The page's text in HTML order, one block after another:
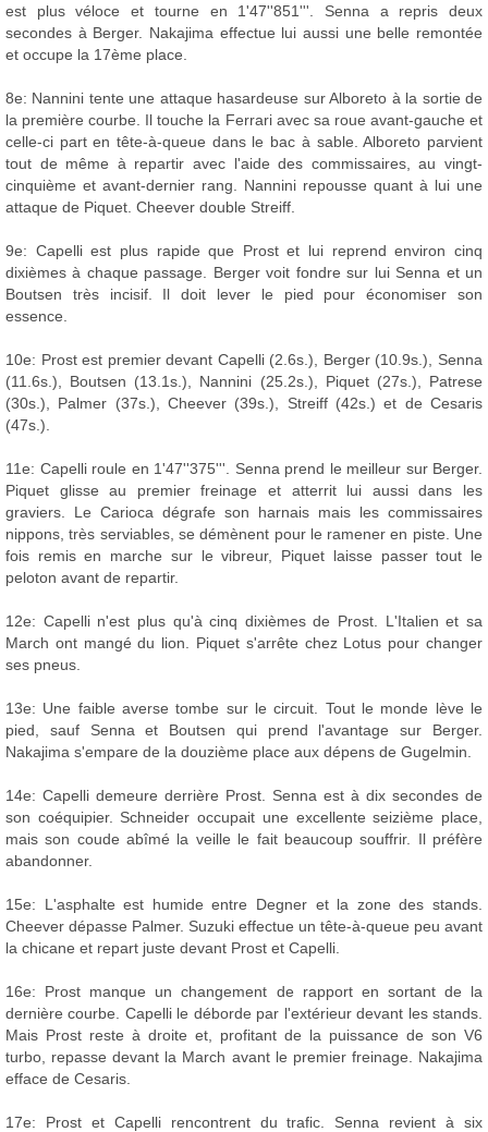
est plus véloce et tourne en 1'47''851'''. Senna a repris deux
secondes à Berger. Nakajima effectue lui aussi une belle remontée
et occupe la 17ème place.
8e: Nannini tente une attaque hasardeuse sur Alboreto à la sortie de
la première courbe. Il touche la Ferrari avec sa roue avant-gauche et
celle-ci part en tête-à-queue dans le bac à sable. Alboreto parvient
tout de même à repartir avec l'aide des commissaires, au vingt-
cinquième et avant-dernier rang. Nannini repousse quant à lui une
attaque de Piquet. Cheever double Streiff.
9e: Capelli est plus rapide que Prost et lui reprend environ cinq
dixièmes à chaque passage. Berger voit fondre sur lui Senna et un
Boutsen très incisif. Il doit lever le pied pour économiser son
essence.
10e: Prost est premier devant Capelli (2.6s.), Berger (10.9s.), Senna
(11.6s.), Boutsen (13.1s.), Nannini (25.2s.), Piquet (27s.), Patrese
(30s.), Palmer (37s.), Cheever (39s.), Streiff (42s.) et de Cesaris
(47s.).
11e: Capelli roule en 1'47''375'''. Senna prend le meilleur sur Berger.
Piquet glisse au premier freinage et atterrit lui aussi dans les
graviers. Le Carioca dégrafe son harnais mais les commissaires
nippons, très serviables, se démènent pour le ramener en piste. Une
fois remis en marche sur le vibreur, Piquet laisse passer tout le
peloton avant de repartir.
12e: Capelli n'est plus qu'à cinq dixièmes de Prost. L'Italien et sa
March ont mangé du lion. Piquet s'arrête chez Lotus pour changer
ses pneus.
13e: Une faible averse tombe sur le circuit. Tout le monde lève le
pied, sauf Senna et Boutsen qui prend l'avantage sur Berger.
Nakajima s'empare de la douzième place aux dépens de Gugelmin.
14e: Capelli demeure derrière Prost. Senna est à dix secondes de
son coéquipier. Schneider occupait une excellente seizième place,
mais son coude abîmé la veille le fait beaucoup souffrir. Il préfère
abandonner.
15e: L'asphalte est humide entre Degner et la zone des stands.
Cheever dépasse Palmer. Suzuki effectue un tête-à-queue peu avant
la chicane et repart juste devant Prost et Capelli.
16e: Prost manque un changement de rapport en sortant de la
dernière courbe. Capelli le déborde par l'extérieur devant les stands.
Mais Prost reste à droite et, profitant de la puissance de son V6
turbo, repasse devant la March avant le premier freinage. Nakajima
efface de Cesaris.
17e: Prost et Capelli rencontrent du trafic. Senna revient à six